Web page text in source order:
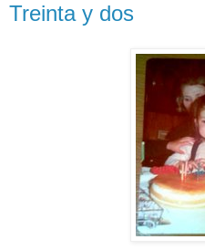
Treinta y dos